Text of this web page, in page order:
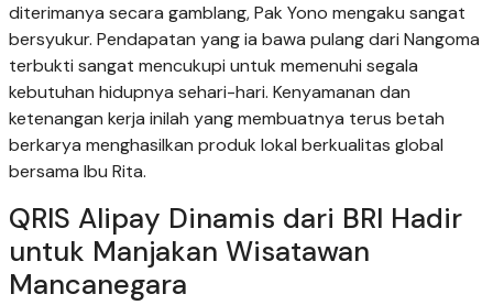
diterimanya secara gamblang, Pak Yono mengaku sangat
bersyukur. Pendapatan yang ia bawa pulang dari Nangoma
terbukti sangat mencukupi untuk memenuhi segala
kebutuhan hidupnya sehari-hari. Kenyamanan dan
ketenangan kerja inilah yang membuatnya terus betah
berkarya menghasilkan produk lokal berkualitas global
bersama Ibu Rita.
QRIS Alipay Dinamis dari BRI Hadir
untuk Manjakan Wisatawan
Mancanegara